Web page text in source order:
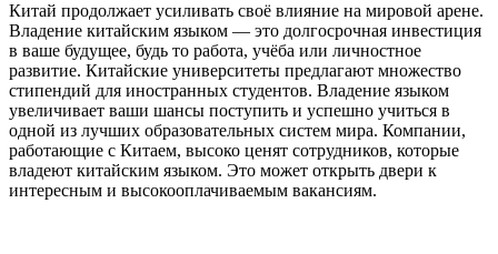
Китай продолжает усиливать своё влияние на мировой арене.
Владение китайским языком — это долгосрочная инвестиция
в ваше будущее, будь то работа, учёба или личностное
развитие. Китайские университеты предлагают множество
стипендий для иностранных студентов. Владение языком
увеличивает ваши шансы поступить и успешно учиться в
одной из лучших образовательных систем мира. Компании,
работающие с Китаем, высоко ценят сотрудников, которые
владеют китайским языком. Это может открыть двери к
интересным и высокооплачиваемым вакансиям.